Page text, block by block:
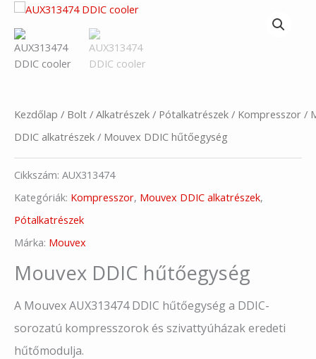
Kezdőlap / Bolt / Alkatrészek / Pótalkatrészek / Kompresszor /
DDIC alkatrészek / Mouvex DDIC hűtőegység
Cikkszám: AUX313474
Kategóriák: Kompresszor, Mouvex DDIC alkatrészek,
Pótalkatrészek
Márka: Mouvex
Mouvex DDIC hűtőegység
A Mouvex AUX313474 DDIC hűtőegység a DDIC-
sorozatú kompresszorok és szivattyúházak eredeti
hűtőmodulja.